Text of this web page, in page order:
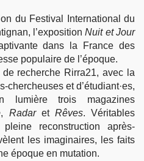
du Festival International du
l’expositionNuit et Jour
dans la France des
populaire de l’époque.
recherche Rirra21, avec la
chercheuses et d’étudiant·es,
lumière trois magazines
, Radaret Rêves. Véritables
reconstruction après-
les imaginaires, les faits
époque en mutation.